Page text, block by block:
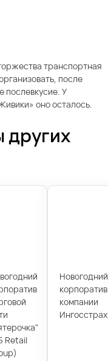
транспортная
после
послевкусие. У
оно осталось.
других
Retail
Новогодний
корпоратив
компании
Ингосстрах